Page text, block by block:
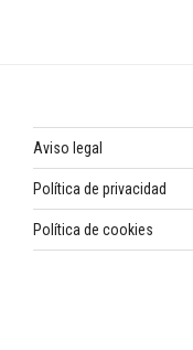
Aviso legal
Política de privacidad
Política de cookies